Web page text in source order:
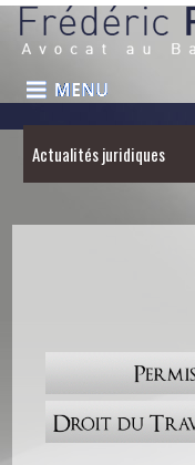
Actualités juridiques